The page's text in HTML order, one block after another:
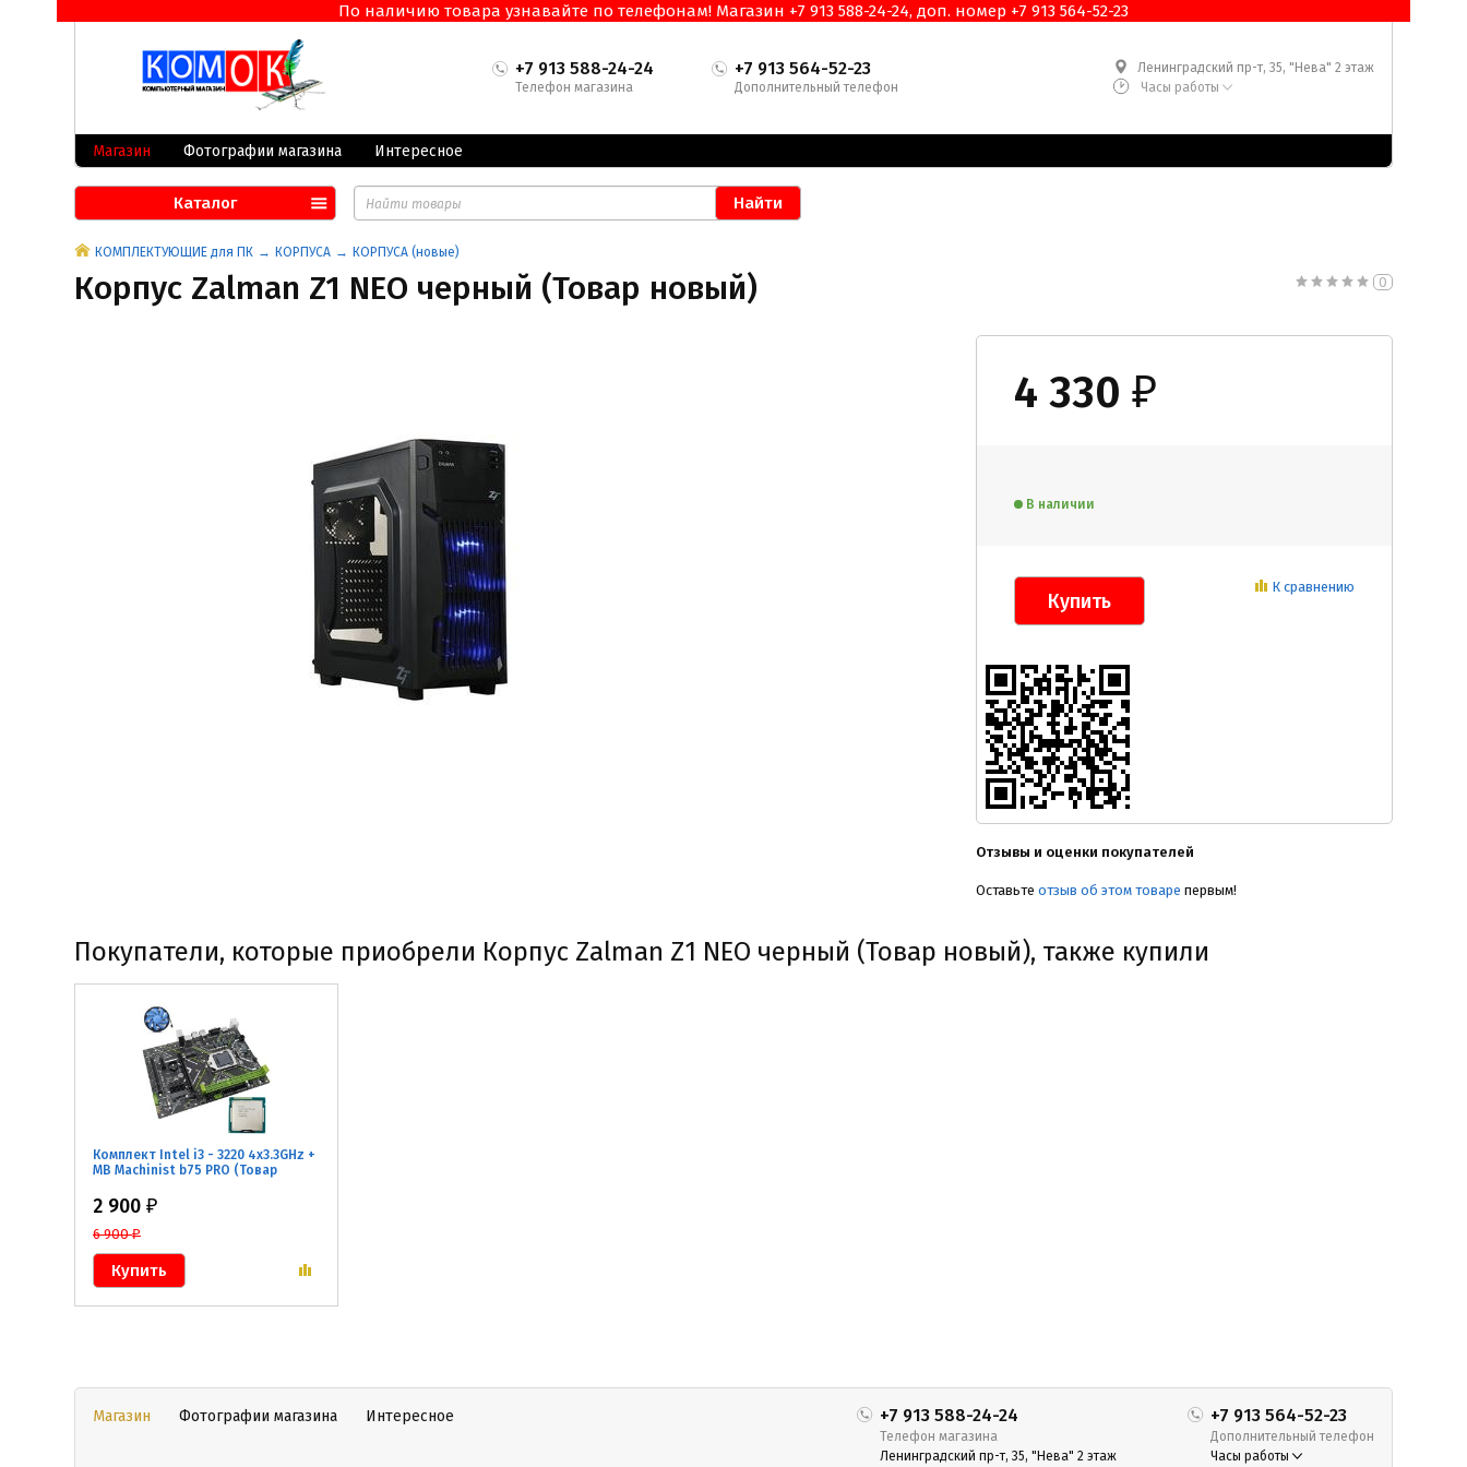
По наличию товара узнавайте по телефонам! Магазин +7 913 588-24-24, доп. номер +7 913 564-52-23
+7 913 588-24-24
Телефон магазина
+7 913 564-52-23
Дополнительный телефон
Ленинградский пр-т, 35, "Нева" 2 этаж
Часы работы
Магазин Фотографии магазина Интересное
Каталог
КОМПЛЕКТУЮЩИЕ для ПК КОРПУСА КОРПУСА (новые)
Корпус Zalman Z1 NEO черный (Товар новый) 0
4 330 ₽
В наличии
К сравнению
Отзывы и оценки покупателей
Оставьте отзыв об этом товаре первым!
Покупатели, которые приобрели Корпус Zalman Z1 NEO черный (Товар новый), также купили
Комплект Intel i3 - 3220 4x3.3GHz +
MB Machinist b75 PRO (Товар
2 900 ₽
6 900₽
Магазин Фотографии магазина Интересное +7 913 588-24-24
Телефон магазина
Ленинградский пр-т, 35, "Нева" 2 этаж
+7 913 564-52-23
Дополнительный телефон
Часы работы